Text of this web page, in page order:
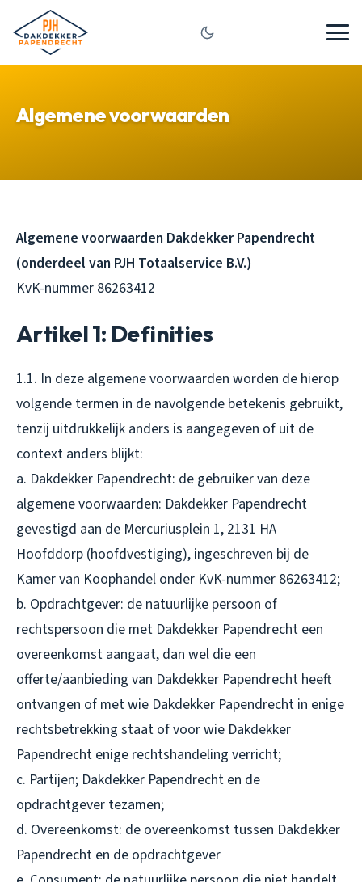
Algemene voorwaarden
Algemene voorwaarden Dakdekker Papendrecht
(onderdeel van PJH Totaalservice B.V.)
KvK-nummer 86263412
Artikel 1: Definities
1.1. In deze algemene voorwaarden worden de hierop
volgende termen in de navolgende betekenis gebruikt,
tenzij uitdrukkelijk anders is aangegeven of uit de
context anders blijkt:
a. Dakdekker Papendrecht: de gebruiker van deze
algemene voorwaarden: Dakdekker Papendrecht
gevestigd aan de Mercuriusplein 1, 2131 HA
Hoofddorp (hoofdvestiging), ingeschreven bij de
Kamer van Koophandel onder KvK-nummer 86263412;
b. Opdrachtgever: de natuurlijke persoon of
rechtspersoon die met Dakdekker Papendrecht een
overeenkomst aangaat, dan wel die een
offerte/aanbieding van Dakdekker Papendrecht heeft
ontvangen of met wie Dakdekker Papendrecht in enige
rechtsbetrekking staat of voor wie Dakdekker
Papendrecht enige rechtshandeling verricht;
c. Partijen; Dakdekker Papendrecht en de
opdrachtgever tezamen;
d. Overeenkomst: de overeenkomst tussen Dakdekker
Papendrecht en de opdrachtgever